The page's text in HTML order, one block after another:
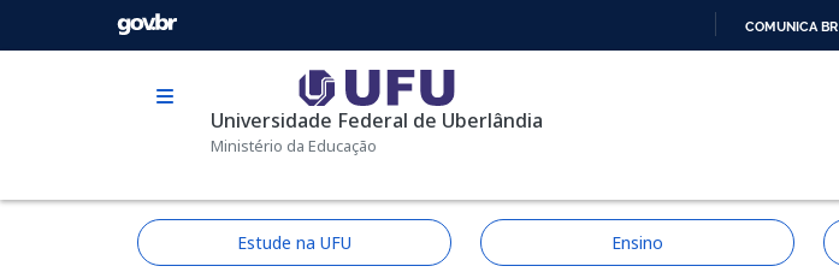
Pular para o conteúdo principal COMUNICA BR
Universidade Federal de Uberlândia
Ministério da Educação
Estude na UFU Ensino